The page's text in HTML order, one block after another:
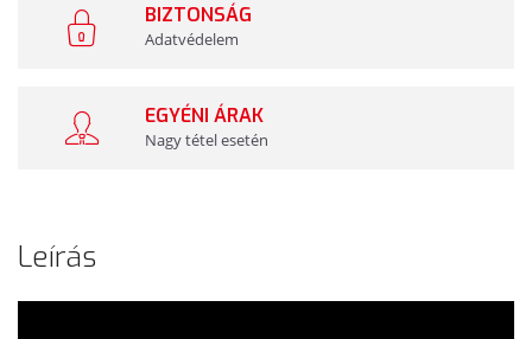
BIZTONSÁG
Adatvédelem
EGYÉNI ÁRAK
Nagy tétel esetén
Leírás